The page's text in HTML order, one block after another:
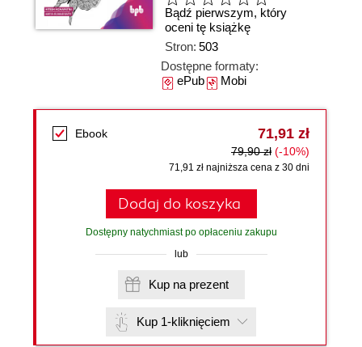
Bądź pierwszym, który
oceni tę książkę
Stron: 503
Dostępne formaty:
ePubMobi
Ebook 71,91 zł
79,90 zł (-10%)
71,91 zł najniższa cena z 30 dni
Dodaj do koszyka
Dostępny natychmiast po opłaceniu zakupu
lub
Kup na prezent
Kup 1-kliknięciem